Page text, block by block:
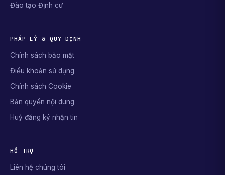
Đào tạo Định cư
PHÁP LÝ & QUY ĐỊNH
Chính sách bảo mật
Điều khoản sử dụng
Chính sách Cookie
Bản quyền nội dung
Huỷ đăng ký nhận tin
HỖ TRỢ
Liên hệ chúng tôi